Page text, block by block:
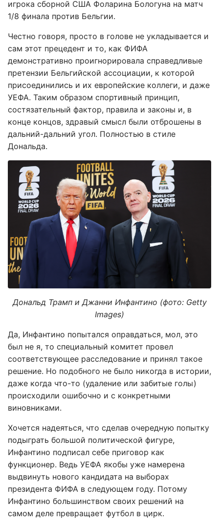
игрока сборной США Фоларина Бологуна на матч
1/8 финала против Бельгии.
Честно говоря, просто в голове не укладывается и
сам этот прецедент и то, как ФИФА
демонстративно проигнорировала справедливые
претензии Бельгийской ассоциации, к которой
присоединились и их европейские коллеги, и даже
УЕФА. Таким образом спортивный принцип,
состязательный фактор, правила и законы и, в
конце концов, здравый смысл были отброшены в
дальний-дальний угол. Полностью в стиле
Дональда.
Дональд Трамп и Джанни Инфантино (фото: Getty
Images)
Да, Инфантино попытался оправдаться, мол, это
был не я, то специальный комитет провел
соответствующее расследование и принял такое
решение. Но подобного не было никогда в истории,
даже когда что-то (удаление или забитые голы)
происходили ошибочно и с конкретными
виновниками.
Хочется надеяться, что сделав очередную попытку
подыграть большой политической фигуре,
Инфантино подписал себе приговор как
функционер. Ведь УЕФА якобы уже намерена
выдвинуть нового кандидата на выборах
президента ФИФА в следующем году. Потому
Инфантино большинством своих решений на
самом деле превращает футбол в цирк.